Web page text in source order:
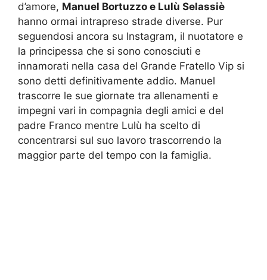
d’amore, Manuel Bortuzzo e Lulù Selassiè
hanno ormai intrapreso strade diverse. Pur
seguendosi ancora su Instagram, il nuotatore e
la principessa che si sono conosciuti e
innamorati nella casa del Grande Fratello Vip si
sono detti definitivamente addio. Manuel
trascorre le sue giornate tra allenamenti e
impegni vari in compagnia degli amici e del
padre Franco mentre Lulù ha scelto di
concentrarsi sul suo lavoro trascorrendo la
maggior parte del tempo con la famiglia.